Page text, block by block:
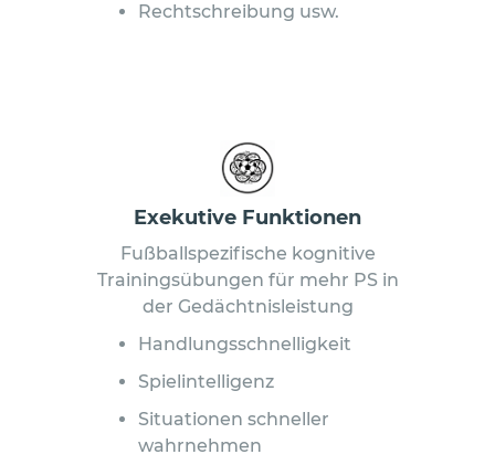
Rechtschreibung usw.
Exekutive Funktionen
Fußballspezifische kognitive
Trainingsübungen für mehr PS in
der Gedächtnisleistung
Handlungsschnelligkeit
Spielintelligenz
Situationen schneller
wahrnehmen